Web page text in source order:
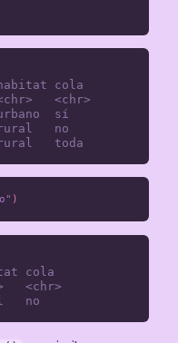
cola
<chr>
sí
no
)
cola
<chr>